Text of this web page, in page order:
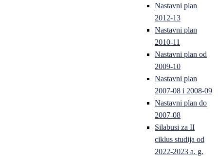
Nastavni plan
2012-13
Nastavni plan
2010-11
Nastavni plan od
2009-10
Nastavni plan
2007-08 i 2008-09
Nastavni plan do
2007-08
Silabusi za II
ciklus studija od
2022-2023 a. g.